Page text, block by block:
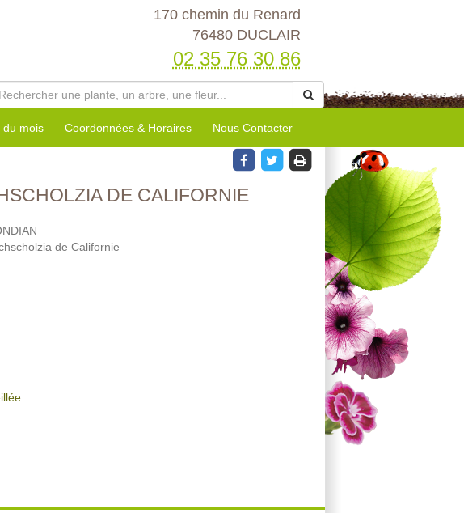
170 chemin du Renard
76480 DUCLAIR
02 35 76 30 86
du mois Coordonnées & Horaires Nous Contacter
DE CALIFORNIE
de Californie